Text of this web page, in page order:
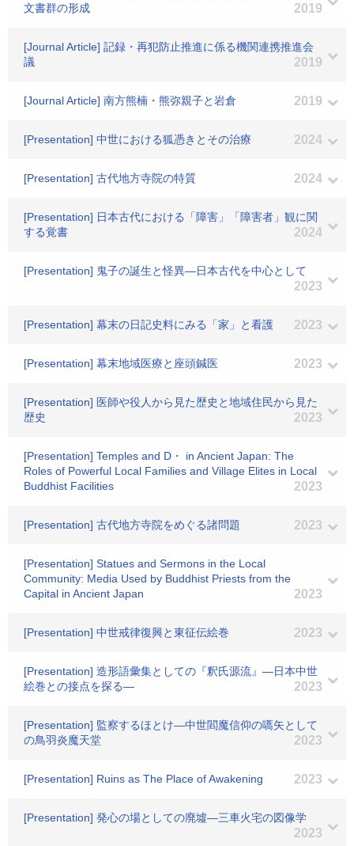
文書群の形成
2019
[Journal Article] 記録・再犯防止推進に係る機関連携推進会
議
2019
[Journal Article] 南方熊楠・熊弥親子と岩倉 2019
[Presentation] 中世における狐憑きとその治療 2024
[Presentation] 古代地方寺院の特質 2024
[Presentation] 日本古代における「障害」「障害者」観に関
する覚書
2024
[Presentation] 鬼子の誕生と怪異―日本古代を中心として
2023
[Presentation] 幕末の日記史料にみる「家」と看護 2023
[Presentation] 幕末地域医療と座頭鍼医 2023
[Presentation] 医師や役人から見た歴史と地域住民から見た
歴史
2023
[Presentation] Temples and D・ in Ancient Japan: The
Roles of Powerful Local Families and Village Elites in Local
Buddhist Facilities
2023
[Presentation] 古代地方寺院をめぐる諸問題 2023
[Presentation] Statues and Sermons in the Local
Community: Media Used by Buddhist Priests from the
Capital in Ancient Japan
2023
[Presentation] 中世戒律復興と東征伝絵巻 2023
[Presentation] 造形語彙集としての『釈氏源流』―日本中世
絵巻との接点を探る―
2023
[Presentation] 監察するほとけ―中世閻魔信仰の嚆矢として
の鳥羽炎魔天堂
2023
[Presentation] Ruins as The Place of Awakening 2023
[Presentation] 発心の場としての廃墟―三車火宅の図像学
2023